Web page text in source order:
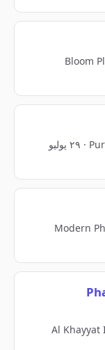
Bloom
PureHealth · Dubai, United Arab Emirates · ٢٩ يوليو
Modern
Al Khayyat